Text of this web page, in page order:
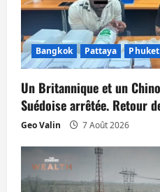
Bangkok Pattaya Phuket
Un Britannique et un
Suédoise arrêtée. Retour
Geo Valin 7 Août 2026